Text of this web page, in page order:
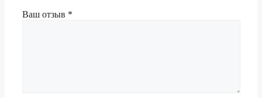
Ваш отзыв *